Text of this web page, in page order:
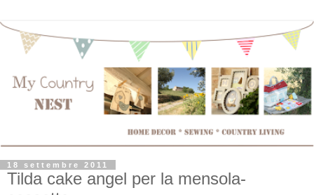
18 settembre 2011
Tilda cake angel per la mensola-